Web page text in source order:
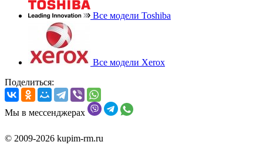
Все модели Toshiba
Все модели Xerox
Поделиться:
Мы в мессенджерах
© 2009-2026 kupim-rm.ru